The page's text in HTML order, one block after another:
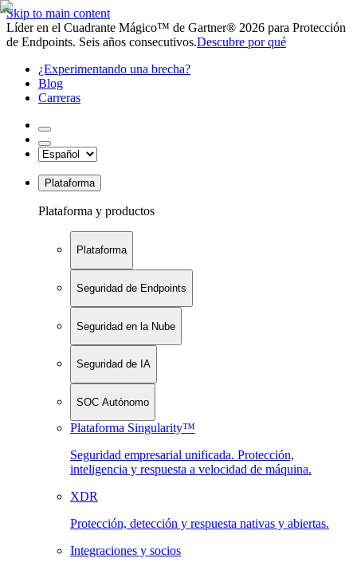
Skip to main content
Líder en el Cuadrante Mágico™ de Gartner® 2026 para Protección
de Endpoints. Seis años consecutivos.Descubre por qué
¿Experimentando una brecha?
Blog
Carreras
Plataforma
Plataforma y productos
Plataforma
Seguridad de Endpoints
Seguridad en la Nube
Seguridad de IA
SOC Autónomo
Plataforma Singularity™
Seguridad empresarial unificada. Protección,
inteligencia y respuesta a velocidad de máquina.
XDR
Protección, detección y respuesta nativas y abiertas.
Integraciones y socios